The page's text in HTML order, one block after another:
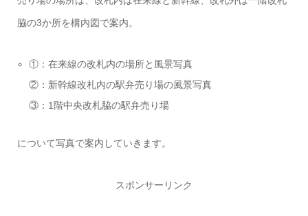
脇の3か所を構内図で案内。
①：在来線の改札内の場所と風景写真
②：新幹線改札内の駅弁売り場の風景写真
③：1階中央改札脇の駅弁売り場
について写真で案内していきます。
スポンサーリンク